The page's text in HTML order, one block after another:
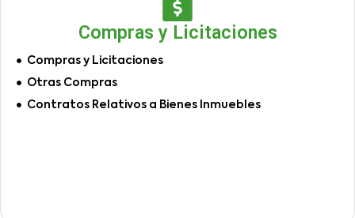
Compras y Licitaciones
Compras y Licitaciones
Otras Compras
Contratos Relativos a Bienes Inmuebles